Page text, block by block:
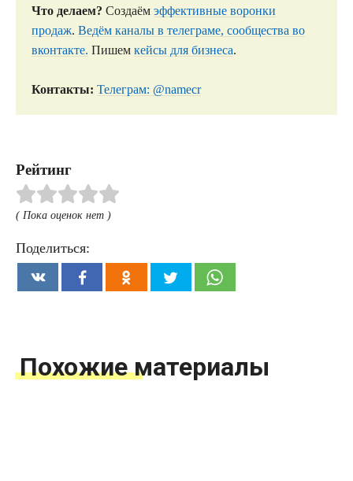
Что делаем? Создаём эффективные воронки
продаж. Ведём каналы в телеграме, сообщества во
вконтакте. Пишем кейсы для бизнеса.
Контакты: Телеграм: @namecr
Рейтинг
( Пока оценок нет )
Поделиться:
Похожие материалы